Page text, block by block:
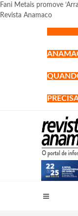
Fani Metais promove
Revista Anamaco